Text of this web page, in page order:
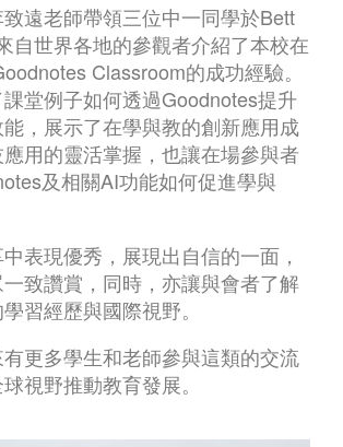
遠老師帶領三位中一同學於Bett
自世界各地的參觀者介紹了本校在
Classroom的成功經驗。
堂例子如何透過Goodnotes提升
，展示了在學與教的創新應用成
用的靈活掌握，也讓在場參與者
及相關AI功能如何促進學與
表現優秀，展現出自信的一面，
致讚賞，同時，亦讓與會者了解
習經歷與國際視野。
更多學生和老師參與這類的交流
視野推動教育發展。